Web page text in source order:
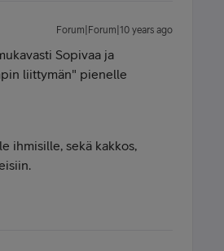
Forum|Forum|10 years ago
Sopivaa ja
liittymän" pienelle
ihmisille, sekä kakkos,